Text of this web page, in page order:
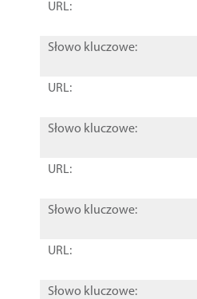
URL:
Słowo kluczowe:
URL:
Słowo kluczowe:
URL:
Słowo kluczowe:
URL:
Słowo kluczowe: